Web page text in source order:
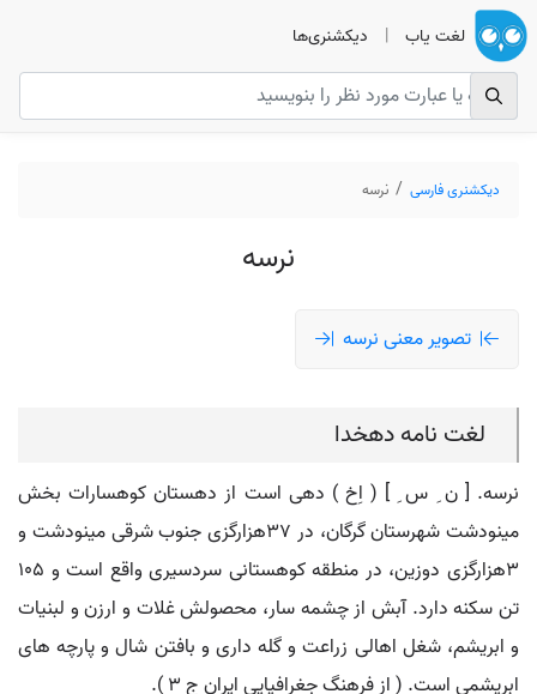
لغت یاب | دیکشنری‌ها
دیکشنری فارسی نرسه
نرسه
تصویر معنی نرسه
لغت نامه دهخدا
نرسه. [ ن ِ س ِ ] ( اِخ ) دهی است از دهستان کوهسارات بخش
مینودشت شهرستان گرگان، در 37هزارگزی جنوب شرقی مینودشت و
3هزارگزی دوزین، در منطقه کوهستانی سردسیری واقع است و 105
تن سکنه دارد. آبش از چشمه سار، محصولش غلات و ارزن و لبنیات
و ابریشم، شغل اهالی زراعت و گله داری و بافتن شال و پارچه های
ابریشمی است. ( از فرهنگ جغرافیایی ایران ج 3 ).